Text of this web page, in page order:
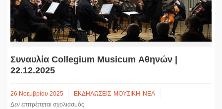
Συναυλία Collegium Musicum Αθηνών |
22.12.2025
26 Νοεμβρίου 2025 ΕΚΔΗΛΩΣΕΙΣ ΜΟΥΣΙΚΗ ΝΕΑ
Δεν επιτρέπεται σχολιασμός